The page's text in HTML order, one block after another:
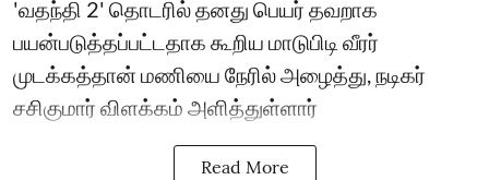
'வதந்தி 2' தொடரில் தனது பெயர் தவறாக
பயன்படுத்தப்பட்டதாக கூறிய மாடுபிடி வீரர்
முடக்கத்தான் மணியை நேரில் அழைத்து, நடிகர்
சசிகுமார் விளக்கம் அளித்துள்ளார்
Read More